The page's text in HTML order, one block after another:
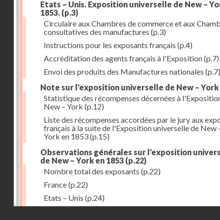
Etats – Unis. Exposition universelle de New –
1853. (p.3)
Circulaire aux Chambres de commerce et aux
consultatives des manufactures (p.3)
Instructions pour les exposants français (p.4)
Accréditation des agents français à l'Exposition(p.7)
Envoi des produits des Manufactures nationales (p.7)
Note sur l'exposition universelle de New – York
Statistique des récompenses décernées à
New – York (p.12)
Liste des récompenses accordées par le jury aux
français à la suite de l'Exposition universelle de New
York en 1853(p.15)
Observations générales sur l'exposition
de New – York en 1853 (p.22)
Nombre total des exposants (p.22)
France(p.22)
Etats – Unis (p.24)